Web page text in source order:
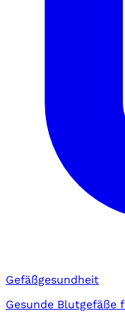
Gefäßgesundheit
Gesunde Blutgefäße